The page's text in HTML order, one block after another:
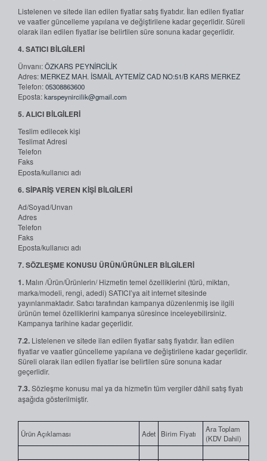
Listelenen ve sitede ilan edilen fiyatlar satış fiyatıdır. İlan edilen fiyatlar
ve vaatler güncelleme yapılana ve değiştirilene kadar geçerlidir. Süreli
olarak ilan edilen fiyatlar ise belirtilen süre sonuna kadar geçerlidir.
4. SATICI BİLGİLERİ
Ünvanı:ÖZKARS PEYNİRCİLİK
Adres:MERKEZ MAH. İSMAİL AYTEMİZ CAD NO:51/B KARS MERKEZ
Telefon:05308863600
Eposta:karspeynircilik@gmail.com
5. ALICI BİLGİLERİ
Teslim edilecek kişi
Teslimat Adresi
Telefon
Faks
Eposta/kullanıcı adı
6. SİPARİŞ VEREN KİŞİ BİLGİLERİ
Ad/Soyad/Unvan
Adres
Telefon
Faks
Eposta/kullanıcı adı
7. SÖZLEŞME KONUSU ÜRÜN/ÜRÜNLER BİLGİLERİ
1. Malın /Ürün/Ürünlerin/ Hizmetin temel özelliklerini (türü, miktarı,
marka/modeli, rengi, adedi) SATICI’ya ait internet sitesinde
yayınlanmaktadır. Satıcı tarafından kampanya düzenlenmiş ise ilgili
ürünün temel özelliklerini kampanya süresince inceleyebilirsiniz.
Kampanya tarihine kadar geçerlidir.
7.2. Listelenen ve sitede ilan edilen fiyatlar satış fiyatıdır. İlan edilen
fiyatlar ve vaatler güncelleme yapılana ve değiştirilene kadar geçerlidir.
Süreli olarak ilan edilen fiyatlar ise belirtilen süre sonuna kadar
geçerlidir.
7.3.Sözleşme konusu mal ya da hizmetin tüm vergiler dâhil satış fiyatı
aşağıda gösterilmiştir.
Ürün Açıklaması Adet Birim Fiyatı
Ara Toplam
(KDV Dahil)